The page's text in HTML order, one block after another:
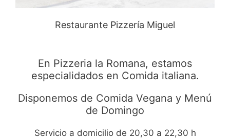
Restaurante Pizzería Miguel
En Pizzeria la Romana, estamos
especialidados en Comida italiana.
Disponemos de Comida Vegana y Menú
de Domingo
Servicio a domicilio de 20,30 a 22,30 h